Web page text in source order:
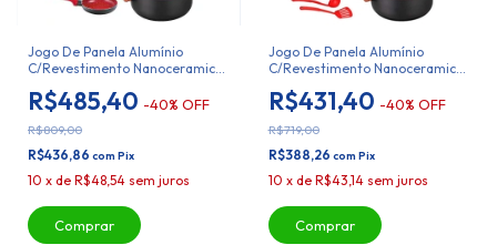
Jogo De Panela Alumínio
C/Revestimento Nanoceramica
R$485,40 -40% OFF
R$809,00
R$436,86 com Pix
10 x de R$48,54 sem juros
Jogo De Panela Alumínio
C/Revestimento Nanoceramica
R$431,40 -40% OFF
R$719,00
R$388,26 com Pix
10 x de R$43,14 sem juros